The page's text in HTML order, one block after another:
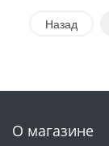
Назад
О магазине